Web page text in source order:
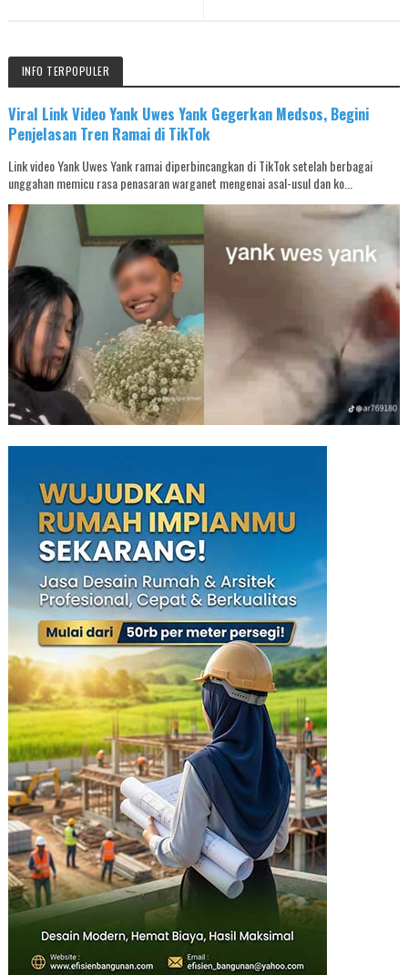
INFO TERPOPULER
Viral Link Video Yank Uwes Yank Gegerkan Medsos, Begini
Penjelasan Tren Ramai di TikTok
Link video Yank Uwes Yank ramai diperbincangkan di TikTok setelah berbagai
unggahan memicu rasa penasaran warganet mengenai asal-usul dan ko...